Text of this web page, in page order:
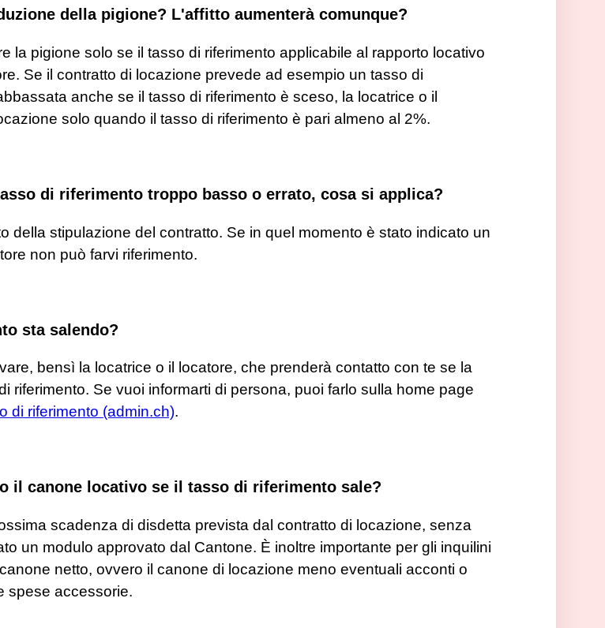
della pigione? L'affitto aumenterà comunque?
la pigione solo se il tasso di riferimento applicabile al rapporto locativo
Se il contratto di locazione prevede ad esempio un tasso di
anche se il tasso di riferimento è sceso, la locatrice o il
solo quando il tasso di riferimento è pari almeno al 2%.
di riferimento troppo basso o errato, cosa si applica?
della stipulazione del contratto. Se in quel momento è stato indicato un
non può farvi riferimento.
sta salendo?
bensì la locatrice o il locatore, che prenderà contatto con te se la
riferimento. Se vuoi informarti di persona, puoi farlo sulla home page
di riferimento (admin.ch).
il canone locativo se il tasso di riferimento sale?
scadenza di disdetta prevista dal contratto di locazione, senza
un modulo approvato dal Cantone. È inoltre importante per gli inquilini
netto, ovvero il canone di locazione meno eventuali acconti o
spese accessorie.